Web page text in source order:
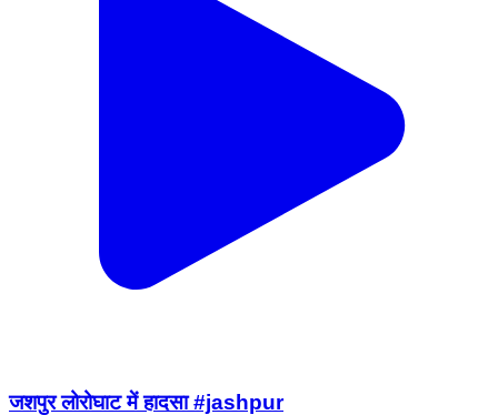
जशपुर लोरोघाट में हादसा #jashpur